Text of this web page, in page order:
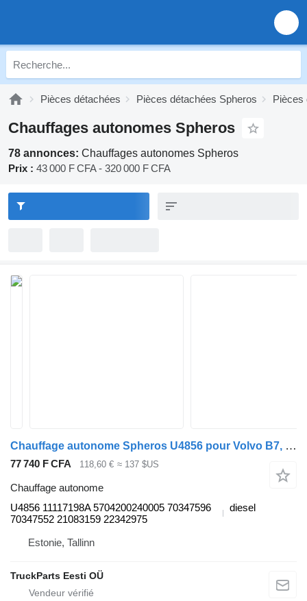
Pièces détachées Pièces détachées Spheros Pièces
Chauffages autonomes Spheros
78 annonces: Chauffages autonomes Spheros
Prix : 43 000 F CFA - 320 000 F CFA
Chauffage autonome Spheros U4856 pour Volvo B7, B8, B9, B12 bus (2005-)
77 740 F CFA 118,60 € ≈ 137 $US
Chauffage autonome
U4856 11117198A 5704200240005 70347596
70347552 21083159 22342975
diesel
Estonie, Tallinn
TruckParts Eesti OÜ